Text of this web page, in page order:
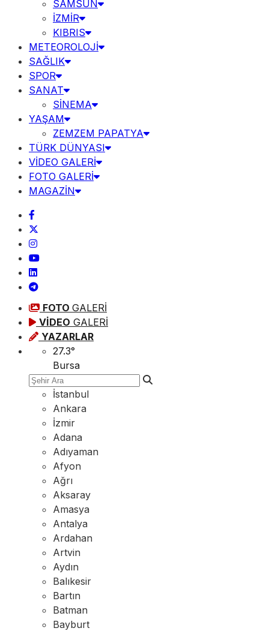
SAMSUN
İZMİR
KIBRIS
METEOROLOJİ
SAĞLIK
SPOR
SANAT
SİNEMA
YAŞAM
ZEMZEM PAPATYA
TÜRK DÜNYASI
VİDEO GALERİ
FOTO GALERİ
MAGAZİN
FOTO GALERİ
VİDEO GALERİ
YAZARLAR
27.3°
Bursa
İstanbul
Ankara
İzmir
Adana
Adıyaman
Afyon
Ağrı
Aksaray
Amasya
Antalya
Ardahan
Artvin
Aydın
Balıkesir
Bartın
Batman
Bayburt